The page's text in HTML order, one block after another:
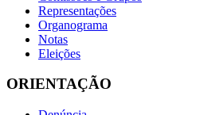
Representações
Organograma
Notas
Eleições
ORIENTAÇÃO